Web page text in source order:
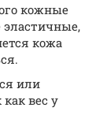
кожные
эластичные,
кожа
или
вес у